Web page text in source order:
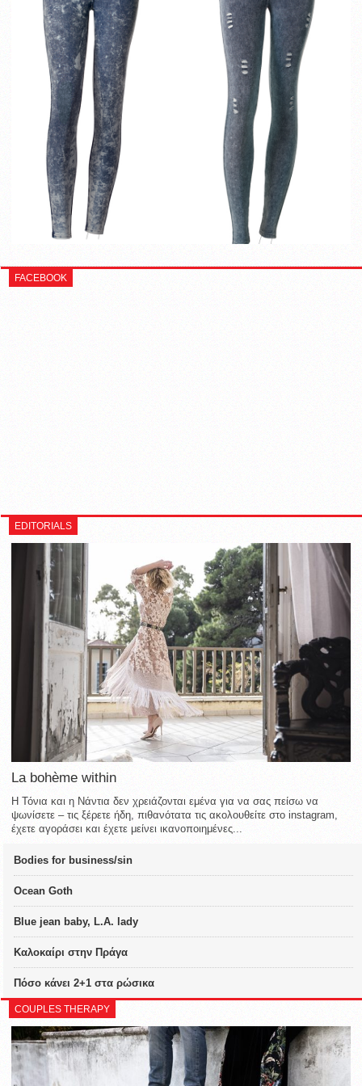
FACEBOOK
EDITORIALS
La bohème within
Η Τόνια και η Νάντια δεν χρειάζονται εμένα για να σας πείσω να
ψωνίσετε – τις ξέρετε ήδη, πιθανότατα τις ακολουθείτε στο instagram,
έχετε αγοράσει και έχετε μείνει ικανοποιημένες...
Bodies for business/sin
Ocean Goth
Blue jean baby, L.A. lady
Καλοκαίρι στην Πράγα
Πόσο κάνει 2+1 στα ρώσικα
COUPLES THERAPY